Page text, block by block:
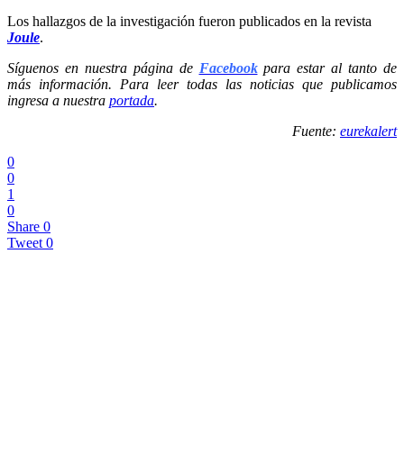
Los hallazgos de la investigación fueron publicados en la revista
Joule.
Síguenos en nuestra página de Facebookpara estar al tanto de
más información. Para leer todas las noticias que publicamos
ingresa a nuestra portada.
Fuente: eurekalert
0
0
1
0
Share 0
Tweet 0